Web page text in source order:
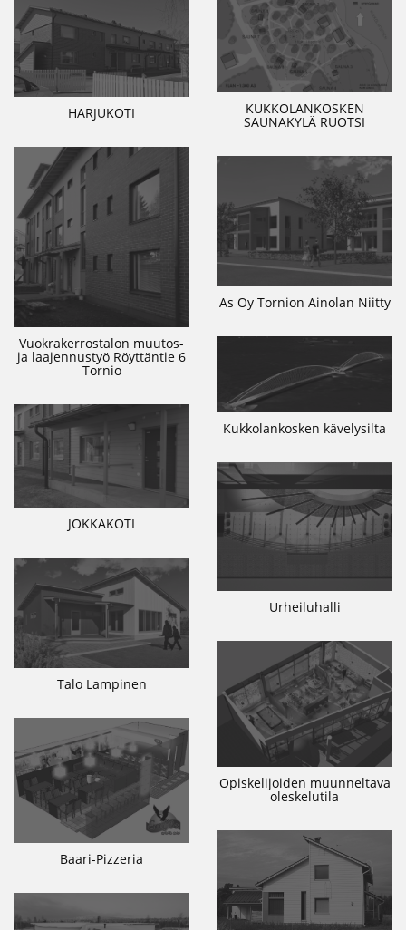
KUKKOLANKOSKEN
SAUNAKYLÄ RUOTSI
HARJUKOTI
Vuokrakerrostalon muutos-
ja laajennustyö Röyttäntie 6
Tornio
As Oy Tornion Ainolan Niitty
Kukkolankosken kävelysilta
JOKKAKOTI
Urheiluhalli
Talo Lampinen
Opiskelijoiden muunneltava
oleskelutila
Baari-Pizzeria